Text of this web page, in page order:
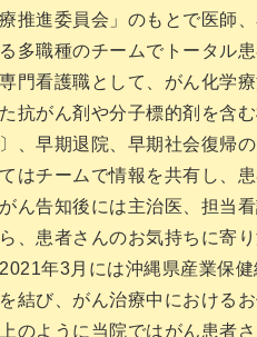
推進委員会」のもとで医師
多職種のチームでトータル
門看護職として、がん化学療
抗がん剤や分子標的剤を含
、早期退院、早期社会復帰
はチームで情報を共有し、
ん告知後には主治医、担当
、患者さんのお気持ちに寄
年3月には沖縄県産業保健
結び、がん治療中における
のように当院ではがん患者